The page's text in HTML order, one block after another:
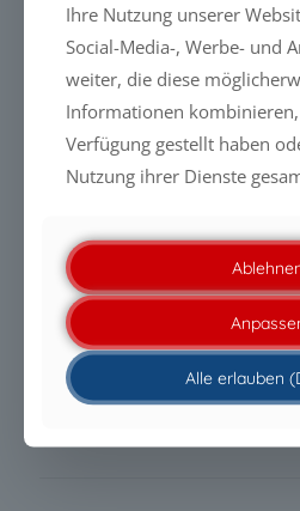
PFAS-freie Liquid Glass-
Zukunft durch Leistung
PFAS-freie Liquid Glass-
Zukunft durch Leistung
PFAS-frei ist heute nicht mehr
Leistungsfähigkeit.
Saubere Module. Effiziente
Nachhaltig gepflegt.
PFAS-Regulierungen stellen
Ihre Nutzung unserer
Social-Media-, Werbe- und
weiter, die diese
Informationen
Verfügung gestellt haben
Nutzung ihrer Dienste
Alle erlauben